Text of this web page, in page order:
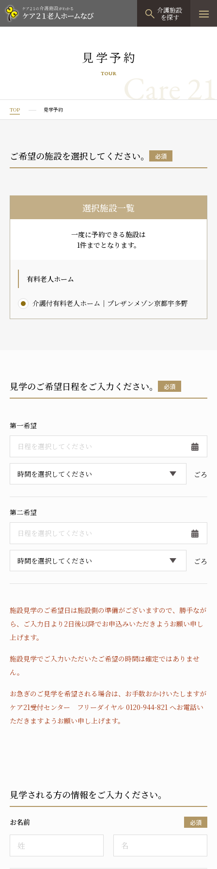
介護施設
を探す
見学予約
有料老人ホームTOP
プレザングラン
プレザンメゾン
有料老人ホームとは
グループホーム
たのしい家
認知症対応型グループホームとは
認知症のおはなし
小規模多機能型居宅介護TOP
たのしい家
小規模多機能型居宅介護とは
0120-944
運営会社
プライバシーポリシー
採用情報
見学予約
TOUR Care 21
TOP 見学予約
ご希望の施設を選択してください。 必須
選択施設一覧
一度に予約できる施設は
1件までとなります。
有料老人ホーム
介護付有料老人ホーム｜プレザンメゾン京都宇多野
見学のご希望日程をご入力ください。 必須
第一希望
ごろ
第二希望
ごろ
施設見学のご希望日は施設側の準備がございますので、 勝手なが
ら、ご入力日より2日後以降でお申込みいただきようお願い申し
上げます。
施設見学でご入力いただいたご希望の時間は確定ではありませ
ん。
お急ぎのご見学を希望される場合は、お手数おかけいたしますが
ケア21受付センター フリーダイヤル 0120-944-821 へお電話い
ただきますようお願い申し上げます。
見学される方の情報をご入力ください。
お名前 必須